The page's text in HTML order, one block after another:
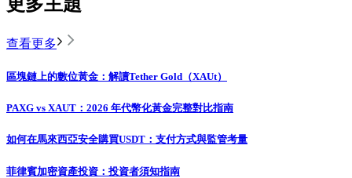
查看更多
區塊鏈上的數位黃金：解讀Tether Gold（XAUt）
PAXG vs XAUT：2026 年代幣化黃金完整對比指南
如何在馬來西亞安全購買USDT：支付方式與監管考量
菲律賓加密資產投資：投資者須知指南